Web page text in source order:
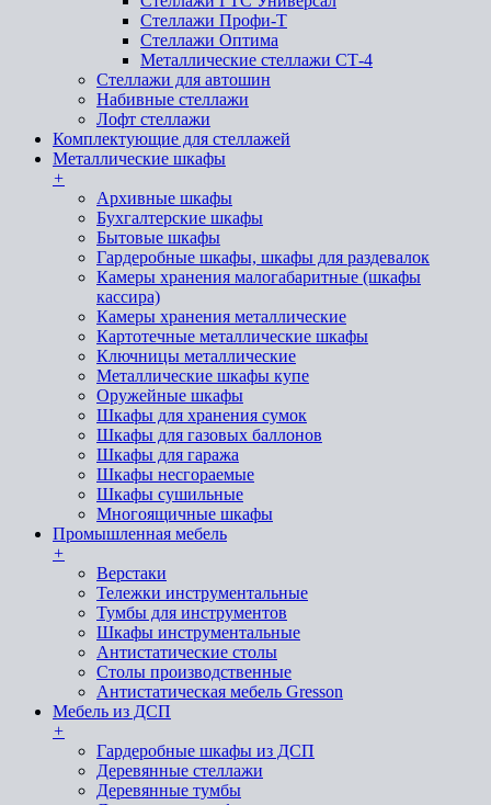
Стеллажи Профи-Т
Стеллажи Оптима
Металлические стеллажи СТ-4
Стеллажи для автошин
Набивные стеллажи
Лофт стеллажи
Комплектующие для стеллажей
Металлические шкафы
+
Архивные шкафы
Бухгалтерские шкафы
Бытовые шкафы
Гардеробные шкафы, шкафы для раздевалок
Камеры хранения малогабаритные (шкафы
кассира)
Камеры хранения металлические
Картотечные металлические шкафы
Ключницы металлические
Металлические шкафы купе
Оружейные шкафы
Шкафы для хранения сумок
Шкафы для газовых баллонов
Шкафы для гаража
Шкафы несгораемые
Шкафы сушильные
Многоящичные шкафы
Промышленная мебель
+
Верстаки
Тележки инструментальные
Тумбы для инструментов
Шкафы инструментальные
Антистатические столы
Столы производственные
Антистатическая мебель Gresson
Мебель из ДСП
+
Гардеробные шкафы из ДСП
Деревянные стеллажи
Деревянные тумбы